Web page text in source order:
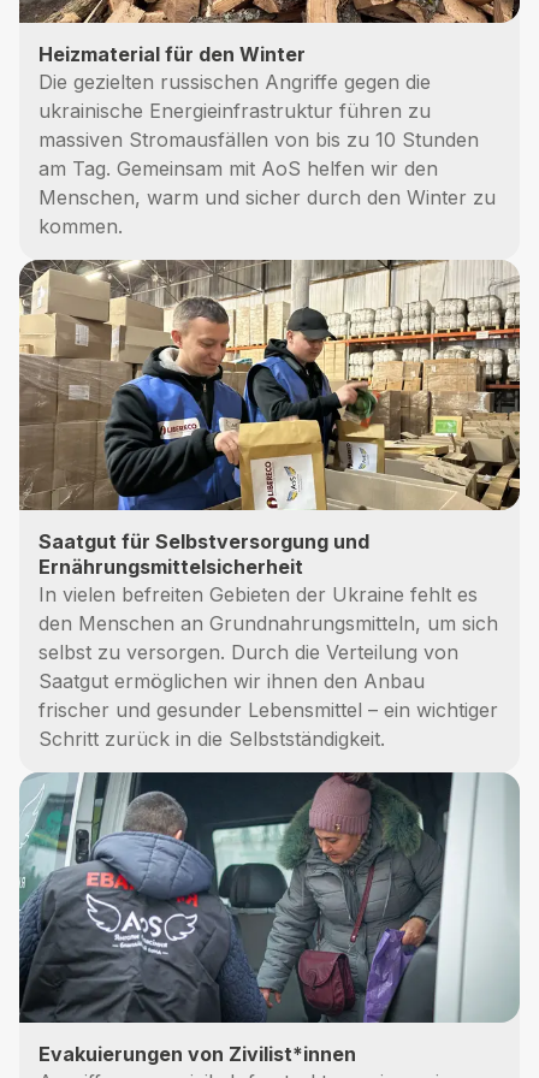
Heizmaterial für den Winter
Die gezielten russischen Angriffe gegen die
ukrainische Energieinfrastruktur führen zu
massiven Stromausfällen von bis zu 10 Stunden
am Tag. Gemeinsam mit AoS helfen wir den
Menschen, warm und sicher durch den Winter zu
kommen.
Saatgut für Selbstversorgung und
Ernährungsmittelsicherheit
In vielen befreiten Gebieten der Ukraine fehlt es
den Menschen an Grundnahrungsmitteln, um sich
selbst zu versorgen. Durch die Verteilung von
Saatgut ermöglichen wir ihnen den Anbau
frischer und gesunder Lebensmittel – ein wichtiger
Schritt zurück in die Selbstständigkeit.
Evakuierungen von Zivilist*innen